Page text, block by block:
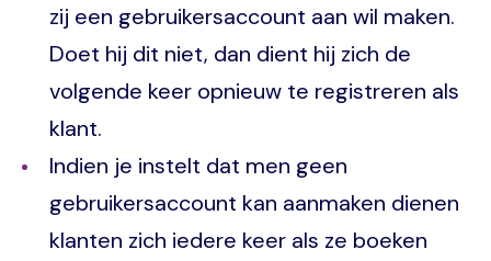
zij een gebruikersaccount aan wil maken.
Doet hij dit niet, dan dient hij zich de
volgende keer opnieuw te registreren als
klant.
Indien je instelt dat men geen
gebruikersaccount kan aanmaken dienen
klanten zich iedere keer als ze boeken